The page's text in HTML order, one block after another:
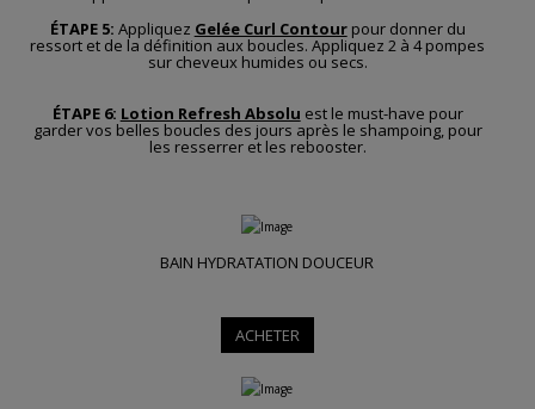
ÉTAPE 5: Appliquez Gelée Curl Contourpour donner du
ressort et de la définition aux boucles. Appliquez 2 à 4 pompes
sur cheveux humides ou secs.
ÉTAPE 6: Lotion Refresh Absolu est le must-have pour
garder vos belles boucles des jours après le shampoing, pour
les resserrer et les rebooster.
BAIN HYDRATATION DOUCEUR
ACHETER